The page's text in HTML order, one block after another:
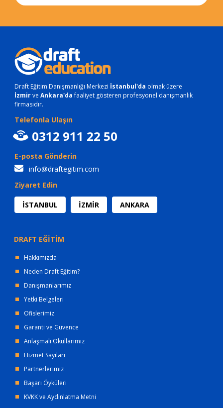
Draft Eğitim Danışmanlığı Merkezi İstanbul'da olmak üzere
İzmirve Ankara'dafaaliyet gösteren profesyonel danışmanlık
firmasıdır.
Telefonla Ulaşın
0312 911 22 50
E-posta Gönderin
info@draftegitim.com
Ziyaret Edin
İSTANBUL İZMİR ANKARA
DRAFT EĞİTİM
Hakkımızda
Neden Draft Eğitim?
Danışmanlarımız
Yetki Belgeleri
Ofislerimiz
Garanti ve Güvence
Anlaşmalı Okullarımız
Hizmet Sayıları
Partnerlerimiz
Başarı Öyküleri
KVKK ve Aydınlatma Metni